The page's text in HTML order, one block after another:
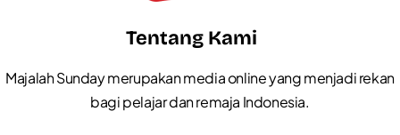
Tentang Kami
Majalah Sunday merupakan media online yang menjadi rekan
bagi pelajar dan remaja Indonesia.